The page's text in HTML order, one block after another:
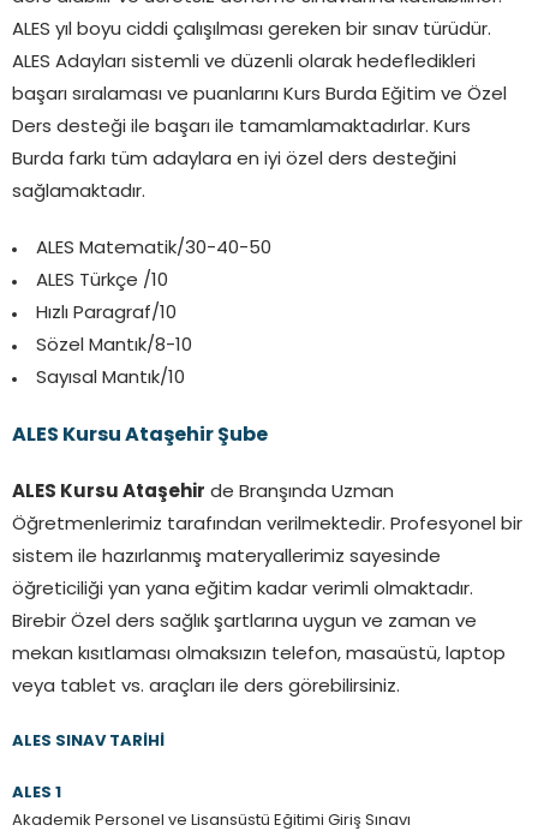
ALES yıl boyu ciddi çalışılması gereken bir sınav türüdür.
ALES Adayları sistemli ve düzenli olarak hedefledikleri
başarı sıralaması ve puanlarını Kurs Burda Eğitim ve Özel
Ders desteği ile başarı ile tamamlamaktadırlar. Kurs
Burda farkı tüm adaylara en iyi özel ders desteğini
sağlamaktadır.
ALES Matematik/30-40-50
ALES Türkçe /10
Hızlı Paragraf/10
Sözel Mantık/8-10
Sayısal Mantık/10
ALES Kursu Ataşehir Şube
ALES Kursu Ataşehir de Branşında Uzman
Öğretmenlerimiz tarafından verilmektedir. Profesyonel bir
sistem ile hazırlanmış materyallerimiz sayesinde
öğreticiliği yan yana eğitim kadar verimli olmaktadır.
Birebir Özel ders sağlık şartlarına uygun ve zaman ve
mekan kısıtlaması olmaksızın telefon, masaüstü, laptop
veya tablet vs. araçları ile ders görebilirsiniz.
ALES SINAV TARİHİ
ALES 1
Akademik Personel ve Lisansüstü Eğitimi Giriş Sınavı